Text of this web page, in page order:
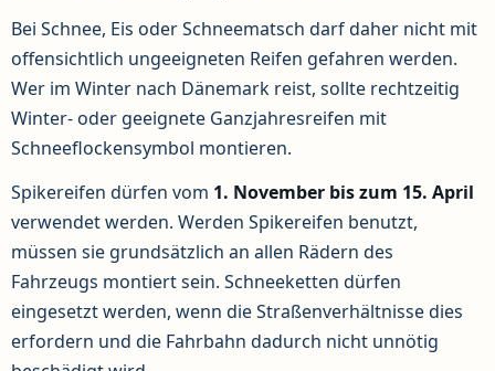
Bei Schnee, Eis oder Schneematsch darf daher nicht mit
offensichtlich ungeeigneten Reifen gefahren werden.
Wer im Winter nach Dänemark reist, sollte rechtzeitig
Winter- oder geeignete Ganzjahresreifen mit
Schneeflockensymbol montieren.
Spikereifen dürfen vom 1. November bis zum 15. April
verwendet werden. Werden Spikereifen benutzt,
müssen sie grundsätzlich an allen Rädern des
Fahrzeugs montiert sein. Schneeketten dürfen
eingesetzt werden, wenn die Straßenverhältnisse dies
erfordern und die Fahrbahn dadurch nicht unnötig